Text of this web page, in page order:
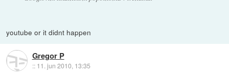
youtube or it didnt happen
Gregor P
:: 11. jun 2010, 13:35